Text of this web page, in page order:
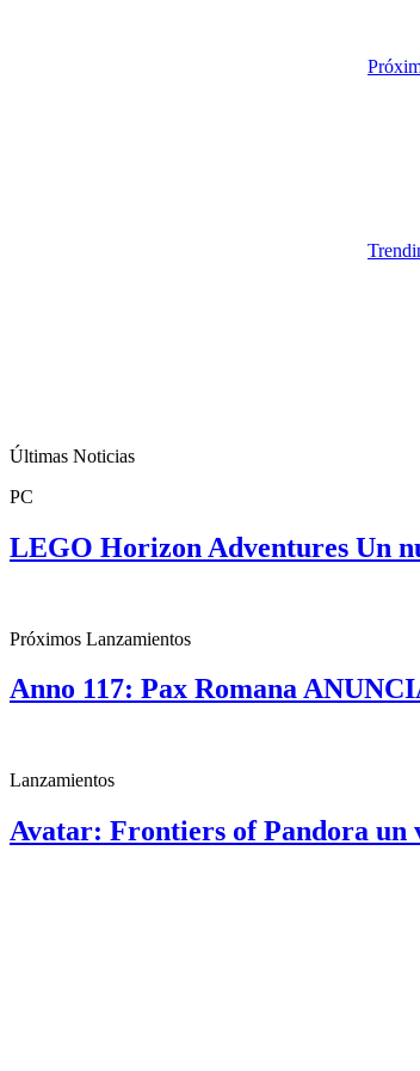
Últimas Noticias
PC
LEGO Horizon Adventures Un
Próximos Lanzamientos
Anno 117: Pax Romana
Lanzamientos
Avatar: Frontiers of Pandora un